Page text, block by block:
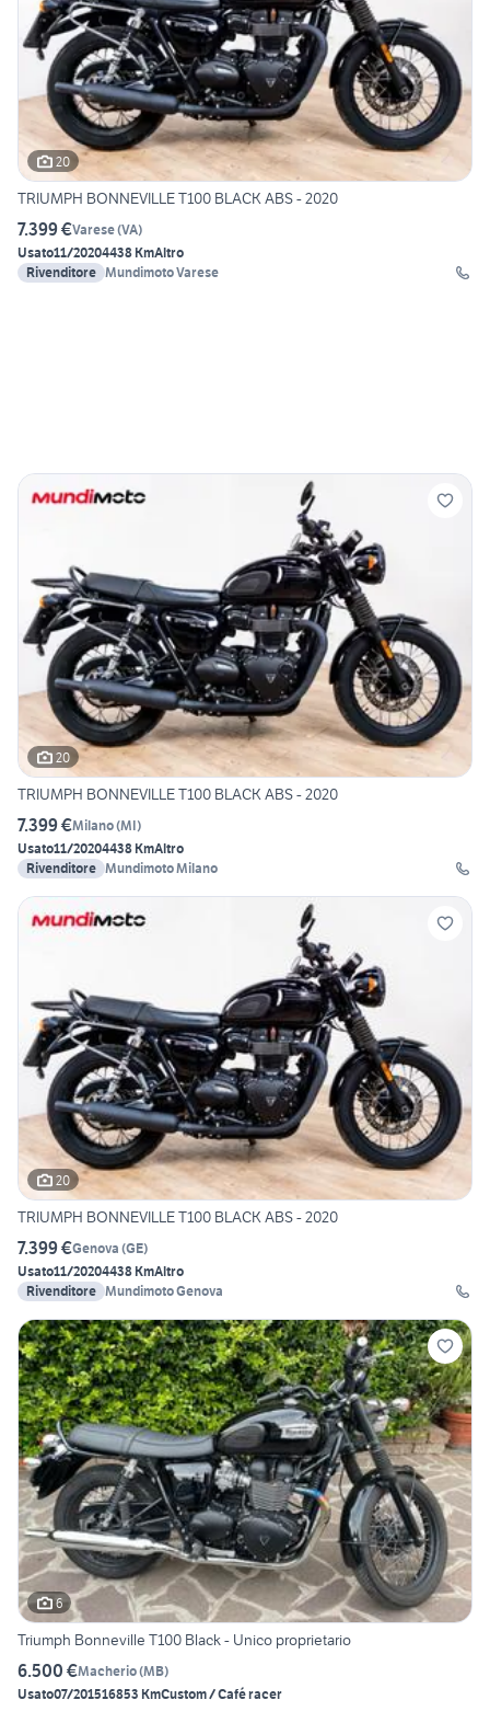
20
TRIUMPH BONNEVILLE T100 BLACK ABS - 2020
7.399 €Varese(VA)
Usato11/20204438 KmAltro
Rivenditore Mundimoto Varese
20
TRIUMPH BONNEVILLE T100 BLACK ABS - 2020
7.399 €Milano(MI)
Usato11/20204438 KmAltro
Rivenditore Mundimoto Milano
20
TRIUMPH BONNEVILLE T100 BLACK ABS - 2020
7.399 €Genova (GE)
Usato11/20204438 KmAltro
Rivenditore Mundimoto Genova
6
Triumph Bonneville T100 Black - Unico proprietario
6.500 €Macherio(MB)
Usato07/201516853 KmCustom / Café racer